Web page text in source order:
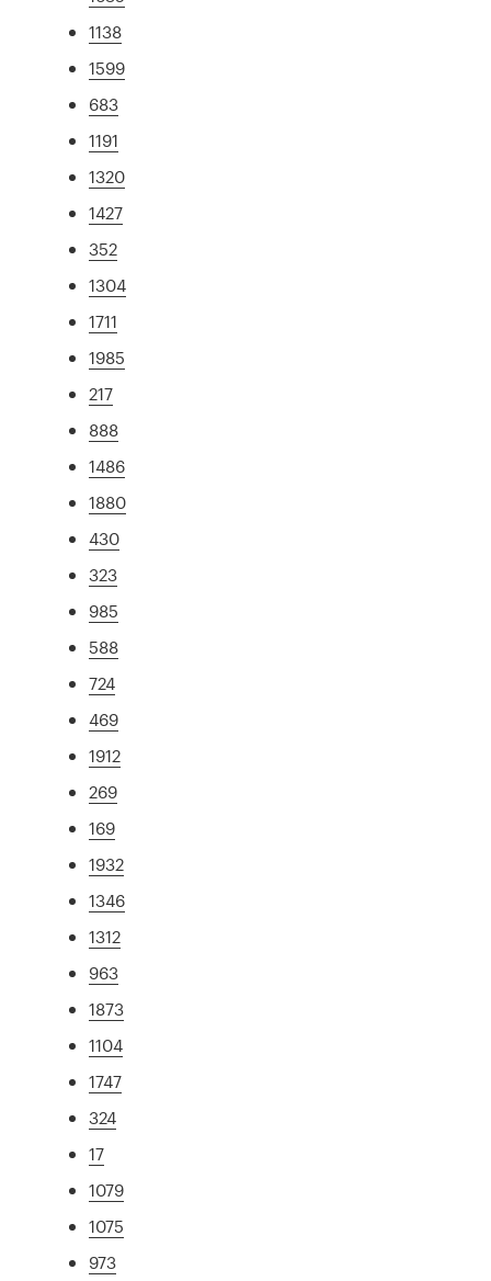
1138
1599
683
1191
1320
1427
352
1304
1711
1985
217
888
1486
1880
430
323
985
588
724
469
1912
269
169
1932
1346
1312
963
1873
1104
1747
324
17
1079
1075
973